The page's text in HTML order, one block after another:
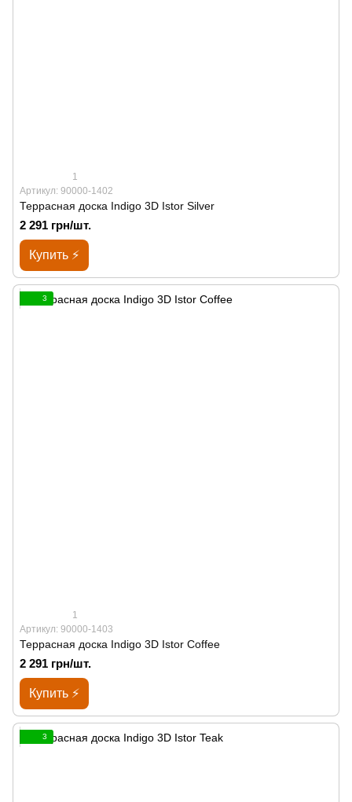
1
Артикул: 90000-1402
Террасная доска Indigo 3D Istor Silver
2 291 грн/шт.
Купить ⚡
3
1
Артикул: 90000-1403
Террасная доска Indigo 3D Istor Coffee
2 291 грн/шт.
Купить ⚡
3